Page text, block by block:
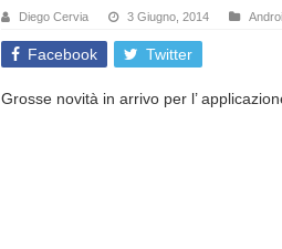
Diego Cervia 3 Giugno, 2014
Facebook Twitter
Grosse novità in arrivo per l’